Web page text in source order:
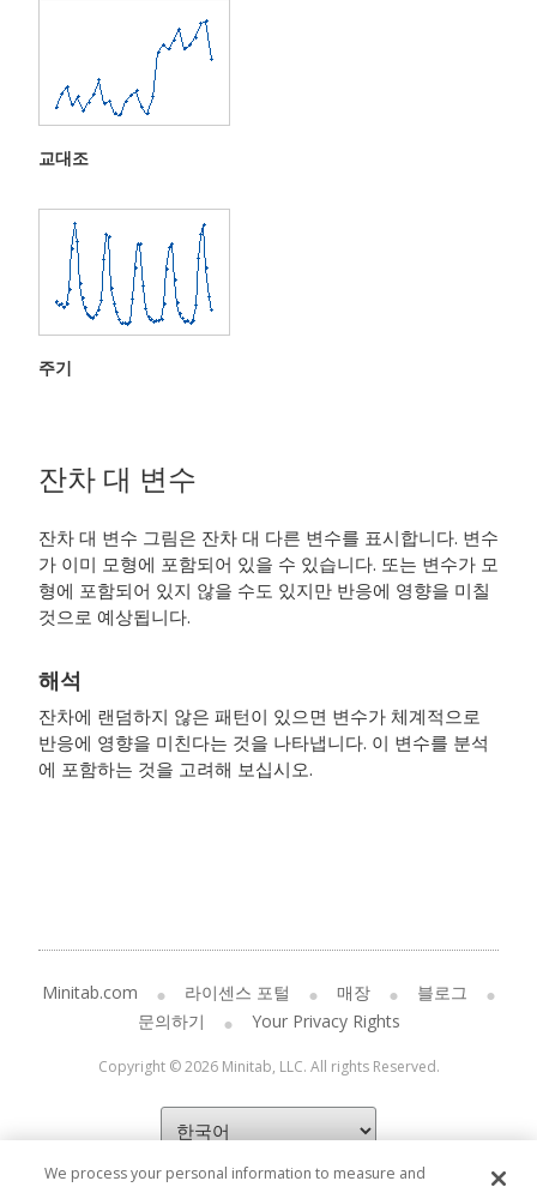
교대조
주기
잔차 대 변수
잔차 대 변수 그림은 잔차 대 다른 변수를 표시합니다. 변수
가 이미 모형에 포함되어 있을 수 있습니다. 또는 변수가 모
형에 포함되어 있지 않을 수도 있지만 반응에 영향을 미칠
것으로 예상됩니다.
해석
잔차에 랜덤하지 않은 패턴이 있으면 변수가 체계적으로
반응에 영향을 미친다는 것을 나타냅니다. 이 변수를 분석
에 포함하는 것을 고려해 보십시오.
Minitab.com 라이센스 포털 매장
블로그
문의하기
Your Privacy Rights
Copyright © 2026 Minitab, LLC. All rights Reserved.
We process your personal information to measure and